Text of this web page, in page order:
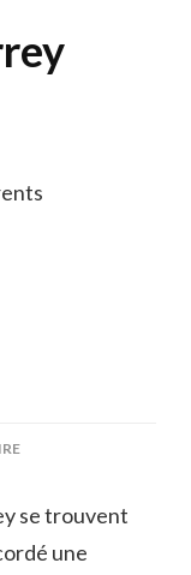
SUR
BIARREY
ORIGINE
se trouvent
une